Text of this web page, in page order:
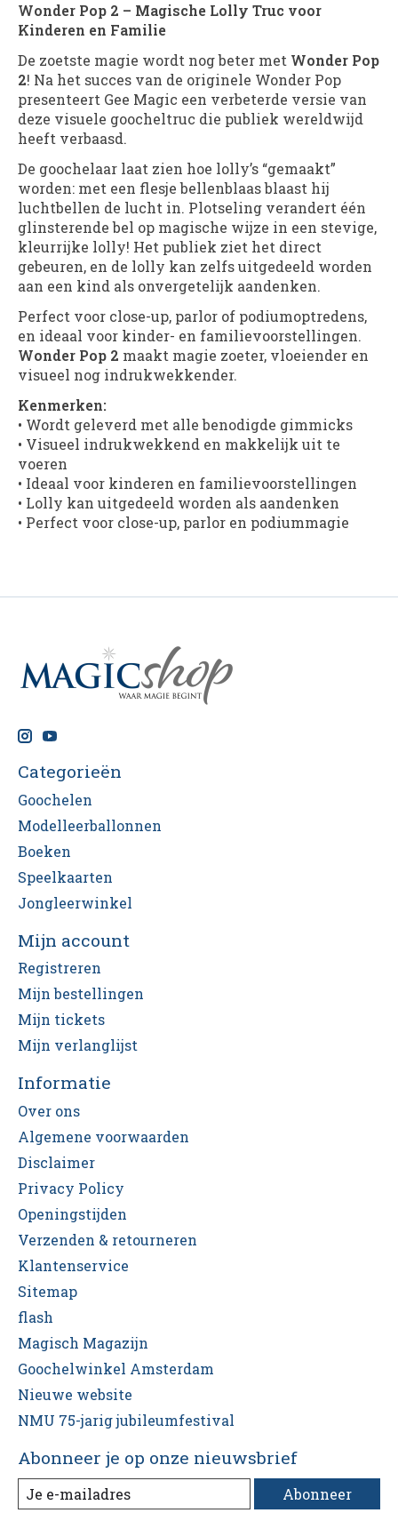
Wonder Pop 2 – Magische Lolly Truc voor
Kinderen en Familie
De zoetste magie wordt nog beter met Wonder Pop
2! Na het succes van de originele Wonder Pop
presenteert Gee Magic een verbeterde versie van
deze visuele goocheltruc die publiek wereldwijd
heeft verbaasd.
De goochelaar laat zien hoe lolly’s “gemaakt”
worden: met een flesje bellenblaas blaast hij
luchtbellen de lucht in. Plotseling verandert één
glinsterende bel op magische wijze in een stevige,
kleurrijke lolly! Het publiek ziet het direct
gebeuren, en de lolly kan zelfs uitgedeeld worden
aan een kind als onvergetelijk aandenken.
Perfect voor close-up, parlor of podiumoptredens,
en ideaal voor kinder- en familievoorstellingen.
Wonder Pop 2 maakt magie zoeter, vloeiender en
visueel nog indrukwekkender.
Kenmerken:
• Wordt geleverd met alle benodigde gimmicks
• Visueel indrukwekkend en makkelijk uit te
voeren
• Ideaal voor kinderen en familievoorstellingen
• Lolly kan uitgedeeld worden als aandenken
• Perfect voor close-up, parlor en podiummagie
Categorieën
Goochelen
Modelleerballonnen
Boeken
Speelkaarten
Jongleerwinkel
Mijn account
Registreren
Mijn bestellingen
Mijn tickets
Mijn verlanglijst
Informatie
Over ons
Algemene voorwaarden
Disclaimer
Privacy Policy
Openingstijden
Verzenden & retourneren
Klantenservice
Sitemap
flash
Magisch Magazijn
Goochelwinkel Amsterdam
Nieuwe website
NMU 75-jarig jubileumfestival
Abonneer je op onze nieuwsbrief
Abonneer